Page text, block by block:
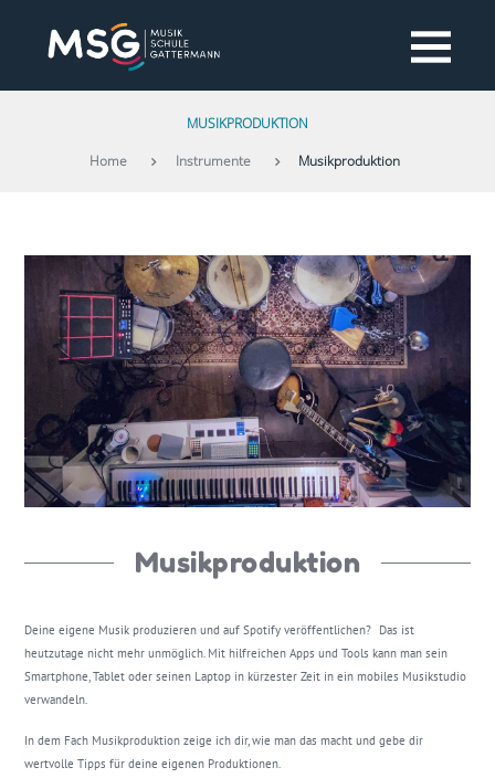
MUSIKPRODUKTION
Home Instrumente Musikproduktion
Musikproduktion
Deine eigene Musik produzieren und auf Spotify veröffentlichen? Das ist
heutzutage nicht mehr unmöglich. Mit hilfreichen Apps und Tools kann man sein
Smartphone, Tablet oder seinen Laptop in kürzester Zeit in ein mobiles Musikstudio
verwandeln.
In dem Fach Musikproduktion zeige ich dir, wie man das macht und gebe dir
wertvolle Tipps für deine eigenen Produktionen.